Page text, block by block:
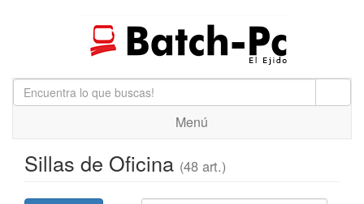
Menú
Sillas de Oficina (48 art.)